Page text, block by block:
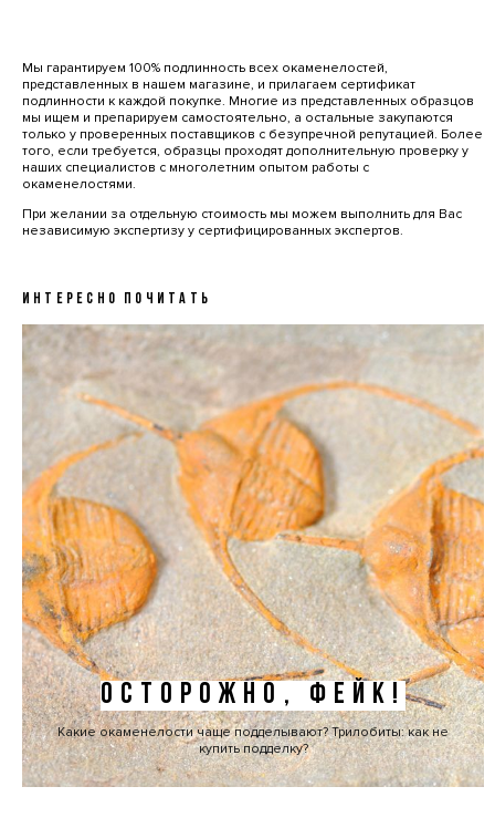
Мы гарантируем 100% подлинность всех окаменелостей,
представленных в нашем магазине, и прилагаем сертификат
подлинности к каждой покупке. Многие из представленных образцов
мы ищем и препарируем самостоятельно, а остальные закупаются
только у проверенных поставщиков с безупречной репутацией. Более
того, если требуется, образцы проходят дополнительную проверку у
наших специалистов с многолетним опытом работы с
окаменелостями.
При желании за отдельную стоимость мы можем выполнить для Вас
независимую экспертизу у сертифицированных экспертов.
ИНТЕРЕСНО ПОЧИТАТЬ
ОСТОРОЖНО, ФЕЙК!
Какие окаменелости чаще подделывают? Трилобиты: как не
купить подделку?